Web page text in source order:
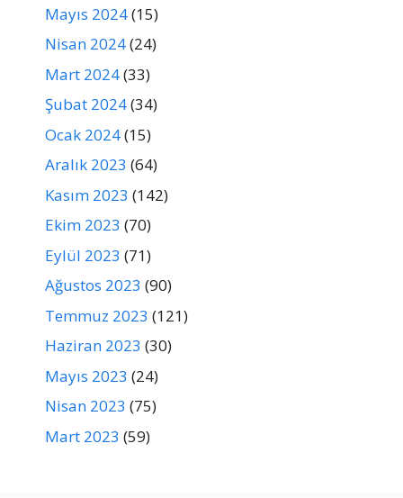
Mayıs 2024(15)
Nisan 2024(24)
Mart 2024(33)
Şubat 2024(34)
Ocak 2024(15)
Aralık 2023 (64)
Kasım 2023 (142)
Ekim 2023 (70)
Eylül 2023 (71)
Ağustos 2023 (90)
Temmuz 2023 (121)
Haziran 2023 (30)
Mayıs 2023 (24)
Nisan 2023 (75)
Mart 2023 (59)